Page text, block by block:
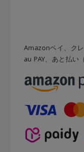
Amazonペイ、ク
au PAY、あと払い